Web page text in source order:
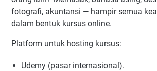
fotografi, akuntansi — hampir semua
dalam bentuk kursus online.
Platform untuk hosting kursus:
Udemy (pasar internasional).